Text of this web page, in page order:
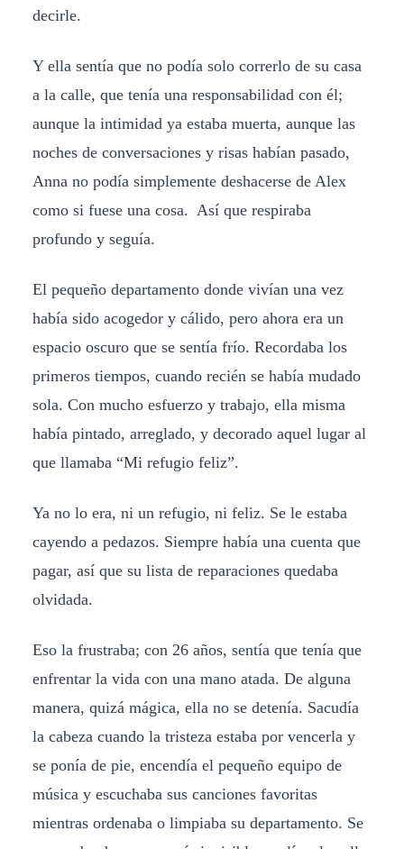
decirle.
Y ella sentía que no podía solo correrlo de su casa
a la calle, que tenía una responsabilidad con él;
aunque la intimidad ya estaba muerta, aunque las
noches de conversaciones y risas habían pasado,
Anna no podía simplemente deshacerse de Alex
como si fuese una cosa. Así que respiraba
profundo y seguía.
El pequeño departamento donde vivían una vez
había sido acogedor y cálido, pero ahora era un
espacio oscuro que se sentía frío. Recordaba los
primeros tiempos, cuando recién se había mudado
sola. Con mucho esfuerzo y trabajo, ella misma
había pintado, arreglado, y decorado aquel lugar al
que llamaba “Mi refugio feliz”.
Ya no lo era, ni un refugio, ni feliz. Se le estaba
cayendo a pedazos. Siempre había una cuenta que
pagar, así que su lista de reparaciones quedaba
olvidada.
Eso la frustraba; con 26 años, sentía que tenía que
enfrentar la vida con una mano atada. De alguna
manera, quizá mágica, ella no se detenía. Sacudía
la cabeza cuando la tristeza estaba por vencerla y
se ponía de pie, encendía el pequeño equipo de
música y escuchaba sus canciones favoritas
mientras ordenaba o limpiaba su departamento. Se